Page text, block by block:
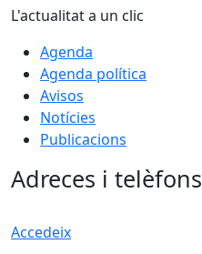
L'actualitat a un clic
Agenda
Agenda política
Avisos
Notícies
Publicacions
Adreces i telèfons
Accedeix